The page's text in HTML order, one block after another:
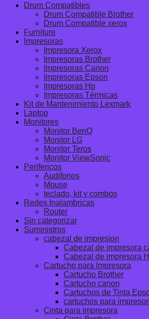
Drum Compatibles
Drum Compatible Brother
Drum Compatible xerox
Furniture
Impresoras
Impresora Xerox
Impresoras Brother
Impresoras Canon
Impresoras Epson
Impresoras Hp
Impresoras Térmicas
Kit de Mantenimiento Lexmark
Laptop
Monitores
Monitor BenQ
Monitor LG
Monitor Teros
Monitor ViewSonic
Perifericos
Audifonos
Mouse
teclado, kit y combos
Redes Inalambricas
Router
Sin categorizar
Suministros
cabezal de impresion
Cabezal de impresora
Cabezal de impresora
Cartucho para Impresora
Cartucho Brother
Cartucho canon
Cartuchos de Tinta
cartuchos para
Cinta para impresora